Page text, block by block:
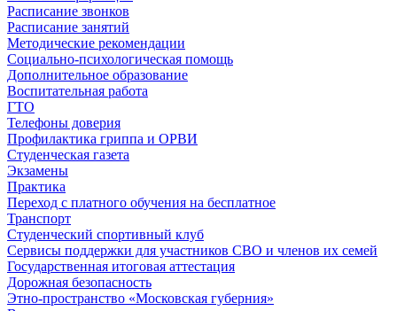
Расписание звонков
Расписание занятий
Методические рекомендации
Социально-психологическая помощь
Дополнительное образование
Воспитательная работа
ГТО
Телефоны доверия
Профилактика гриппа и ОРВИ
Cтуденческая газета
Экзамены
Практика
Переход с платного обучения на бесплатное
Транспорт
Студенческий спортивный клуб
Сервисы поддержки для участников СВО и членов их семей
Государственная итоговая аттестация
Дорожная безопасность
Этно-пространство «Московская губерния»